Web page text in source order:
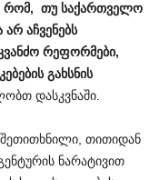
რომ, თუ საქართველო
არ აჩვენებს
რეფორმები,
გახსნის
დასკვნაში.
შეთითხნილი, თითიდან
ნარატივით